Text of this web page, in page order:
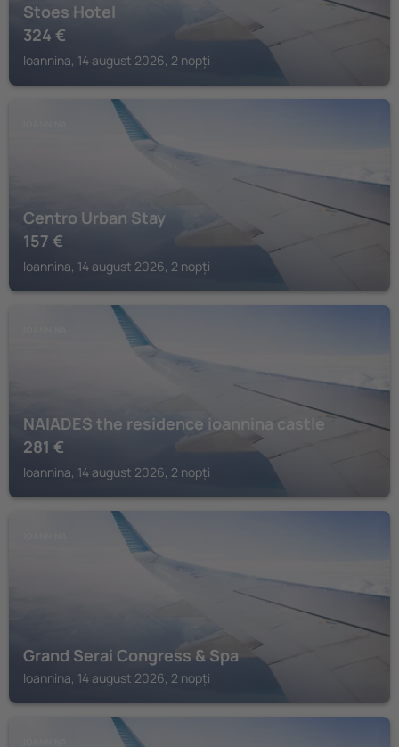
Stoes Hotel
324 €
Ioannina, 14 august 2026, 2 nopți
Centro Urban Stay
157 €
Ioannina, 14 august 2026, 2 nopți
NAIADES the residence ioannina castle
281 €
Ioannina, 14 august 2026, 2 nopți
Grand Serai Congress & Spa
Ioannina, 14 august 2026, 2 nopți